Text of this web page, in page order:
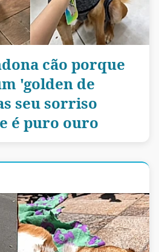
cão porque
'golden de
seu sorriso
é puro ouro